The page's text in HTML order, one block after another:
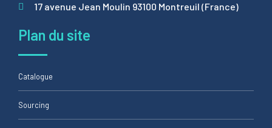
17 avenue Jean Moulin 93100 Montreuil (France)
Plan du site
Catalogue
Sourcing